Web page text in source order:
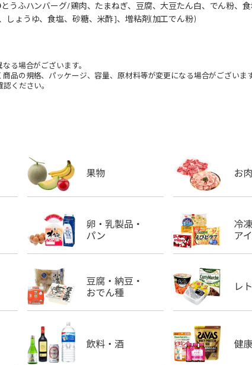
うふハンバーグ/鶏肉、たまねぎ、豆腐、大豆たん白、でん粉、
しょうゆ、食塩、砂糖、米酢]、増粘剤(加工でん粉)
る場合がございます。
品の規格、パッケージ、容量、原材料等が変更になる場合がございます
ください。